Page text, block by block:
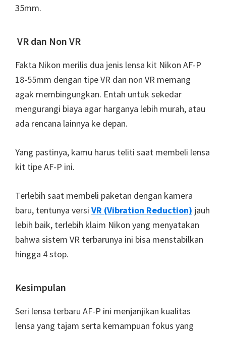
35mm.
VR dan Non VR
Fakta Nikon merilis dua jenis lensa kit Nikon AF-P
18-55mm dengan tipe VR dan non VR memang
agak membingungkan. Entah untuk sekedar
mengurangi biaya agar harganya lebih murah, atau
ada rencana lainnya ke depan.
Yang pastinya, kamu harus teliti saat membeli lensa
kit tipe AF-P ini.
Terlebih saat membeli paketan dengan kamera
baru, tentunya versi VR (Vibration Reduction) jauh
lebih baik, terlebih klaim Nikon yang menyatakan
bahwa sistem VR terbarunya ini bisa menstabilkan
hingga 4 stop.
Kesimpulan
Seri lensa terbaru AF-P ini menjanjikan kualitas
lensa yang tajam serta kemampuan fokus yang